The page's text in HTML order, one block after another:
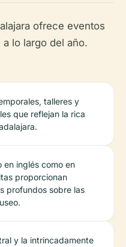
ofrece eventos
lo largo del año.
talleres y
que reflejan la rica
en inglés como en
proporcionan
profundos sobre las
y la intrincadamente